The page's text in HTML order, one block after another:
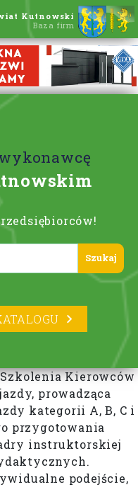
Kutnowski
Baza firm
Kierowców
prowadząca
kategorii A, B, C i
przygotowania
instruktorskiej
podejście,